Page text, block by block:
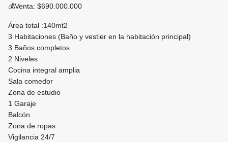
💰Venta: $690.000.000
Área total :140mt2
3 Habitaciones (Baño y vestier en la habitación principal)
3 Baños completos
2 Niveles
Cocina integral amplia
Sala comedor
Zona de estudio
1 Garaje
Balcón
Zona de ropas
Vigilancia 24/7